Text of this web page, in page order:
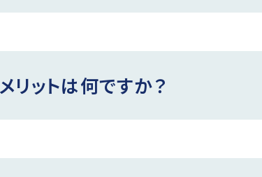
リットは何ですか？